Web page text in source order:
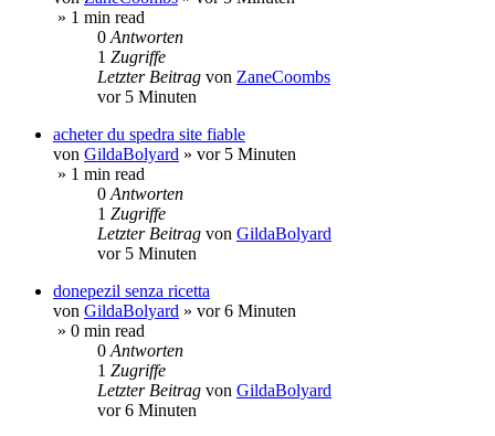
» 1 min read
0 Antworten
1 Zugriffe
Letzter Beitrag von ZaneCoombs
vor 5 Minuten
acheter du spedra site fiable
von GildaBolyard » vor 5 Minuten
» 1 min read
0 Antworten
1 Zugriffe
Letzter Beitrag von GildaBolyard
vor 5 Minuten
donepezil senza ricetta
von GildaBolyard » vor 6 Minuten
» 0 min read
0 Antworten
1 Zugriffe
Letzter Beitrag von GildaBolyard
vor 6 Minuten